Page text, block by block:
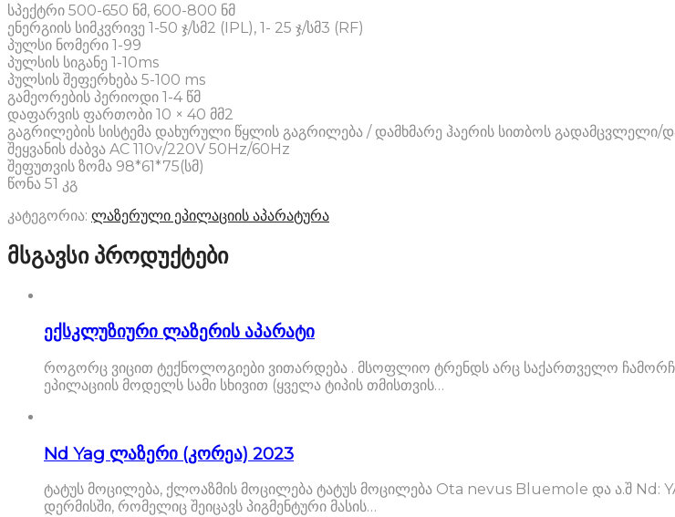
სპექტრი 500-650 ნმ, 600-800 ნმ
ენერგიის სიმკვრივე 1-50 ჯ/სმ2 (IPL), 1- 25 ჯ/სმ3 (RF)
პულსი ნომერი 1-99
პულსის სიგანე 1-10ms
პულსის შეფერხება 5-100 ms
გამეორების პერიოდი 1-4 წმ
დაფარვის ფართობი 10 × 40 მმ2
გაგრილების სისტემა დახურული წყლის გაგრილება / დამხმარე ჰაერის სითბოს გადამცვლელი/
შეყვანის ძაბვა AC 110v/220V 50Hz/60Hz
შეფუთვის ზომა 98*61*75(სმ)
წონა 51 კგ
კატეგორია: ლაზერული ეპილაციის აპარატურა
მსგავსი პროდუქტები
ექსკლუზიური ლაზერის აპარატი
როგორც ვიცით ტექნოლოგიები ვითარდება . მსოფლიო ტრენდს არც საქართველო
ეპილაციის მოდელს სამი სხივით (ყველა ტიპის თმისთვის…
Nd Yag ლაზერი (კორეა) 2023
ტატუს მოცილება, ქლოაზმის მოცილება ტატუს მოცილება Ota nevus Bluemole და ა.შ Nd:
დერმისში, რომელიც შეიცავს პიგმენტური მასის…